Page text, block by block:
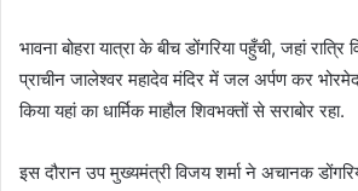
भावना बोहरा यात्रा के बीच डोंगरिया पहुँची, जहां
प्राचीन जालेश्वर महादेव मंदिर में जल अर्पण कर
किया यहां का धार्मिक माहौल शिवभक्तों से सराबोर रहा.
इस दौरान उप मुख्यमंत्री विजय शर्मा ने अचानक